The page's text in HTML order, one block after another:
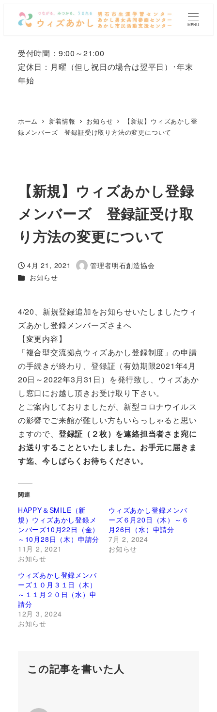
MENU
受付時間：9:00～21:00
定休日：月曜 （但し祝日の場合は翌平日）
･年末
年始
ホーム 新着情報 お知らせ
【新規】ウィズあかし登
録メンバーズ 登録証受け取り方法の変更について
【新規】ウィズあかし登録
メンバーズ 登録証受け取
り方法の変更について
投稿日
4月 21, 2021
著
管理者明石創造協会
カテゴリー
お知らせ
4/20、新規登録追加をお知らせいたしましたウィ
ズあかし登録メンバーズさまへ
【変更内容】
「複合型交流拠点ウィズあかし登録制度」の申請
の手続きが終わり、登録証（有効期限2021年4月
20日～2022年3月31日）を発行致し、
ウィズあか
し窓口にお越し頂きお受け取り下さい。
とご案内しておりましたが、新型コロナウイルス
の影響でご来館が難しい方もいらっしゃると思い
ますので、 登録証（２枚）を連絡担当者さま宛に
お送りすることといたしました。お手元に届きま
す迄、今しばらくお待ちください。
関連
HAPPY＆SMILE（新
規）ウィズあかし登録メ
ンバーズ10月22日（金）
～10月28日（木）申請分
11月 2, 2021
お知らせ
ウィズあかし登録メンバ
ーズ６月20日（木）～６
月26日（水）申請分
7月 2, 2024
お知らせ
ウィズあかし登録メンバ
ーズ１０月３１日（木）
～１１月２０日（水）申
請分
12月 3, 2024
お知らせ
この記事を書いた人